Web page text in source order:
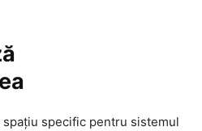
specific pentru sistemul